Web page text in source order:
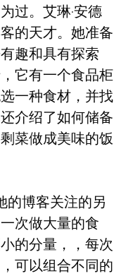
过。艾琳·安德
的天才。她准备
趣和具有探索
它有一个食品柜
一种食材，并找
介绍了如何储备
菜做成美味的饭
的博客关注的另
次做大量的食
的分量，，每次
可以组合不同的